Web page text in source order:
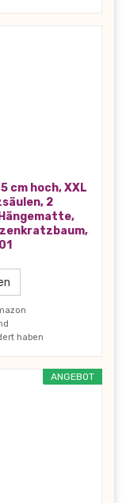
cm hoch, XXL
2
haben
ANGEBOT